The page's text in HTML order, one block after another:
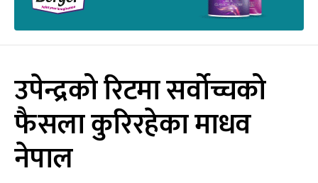
उपेन्द्रको रिटमा सर्वोच्चको
फैसला कुरिरहेका माधव
नेपाल